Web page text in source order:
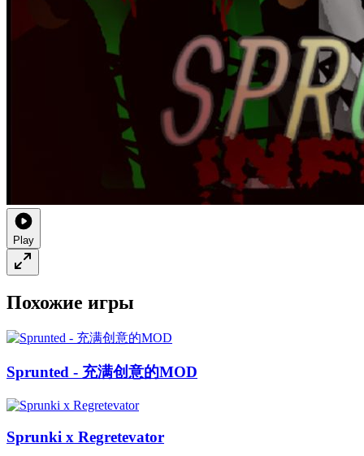
Play
Похожие игры
Sprunted - 充满创意的MOD
Sprunki x Regretevator